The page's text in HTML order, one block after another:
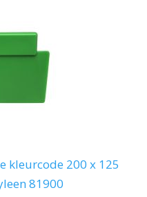
kleurcode 200 x 125
81900